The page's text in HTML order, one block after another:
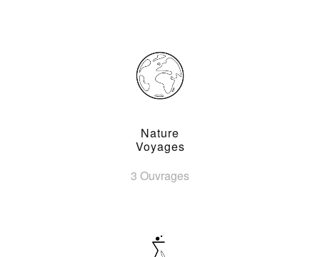
Nature
Voyages
3 Ouvrages